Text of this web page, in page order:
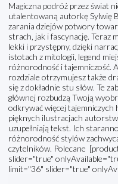
Magiczna podróż przez świat
utalentowaną autorkę Sylwię
zarania dziejów potwory
strach, jak i fascynację. Teraz
lekki i przystępny, dzięki
istotach z mitologii, legend
różnorodność i tajemniczość.
rozdziale otrzymujesz także
się z dokładnie stu słów. Te
głównej rozbudzą Twoją
odkrywać więcej tajemniczych
pięknych ilustracjach
uzupełniają tekst. Ich
różnorodność stylów
czytelników. Polecane
slider="true"
limit="36" slider="true"